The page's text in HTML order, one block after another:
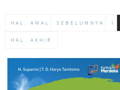
HAL. AWAL SEBELUMNYA 1
HAL. AKHIR